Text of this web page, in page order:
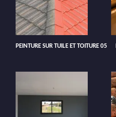
PEINTURE SUR TUILE ET TOITURE 05